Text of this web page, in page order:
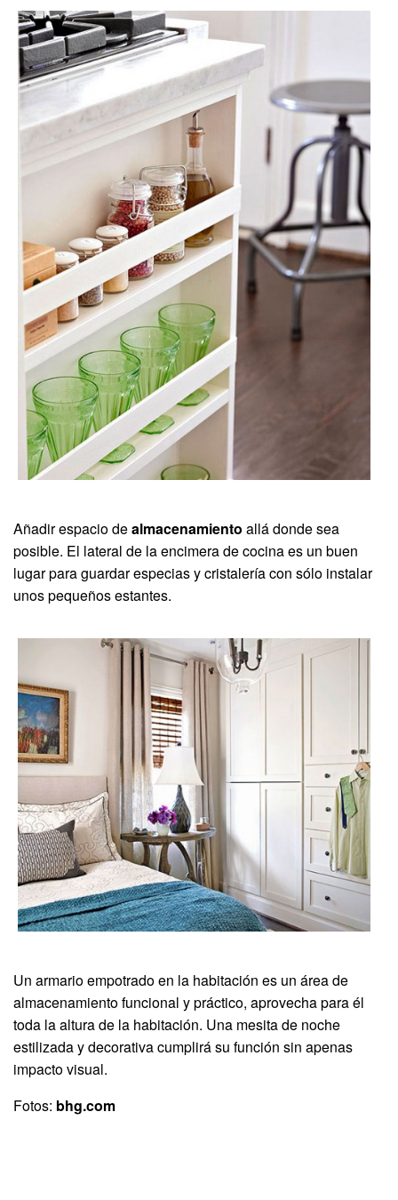
Añadir espacio dealmacenamiento allá donde sea
posible. El lateral de la encimera de cocina es un buen
lugar para guardar especias y cristalería con sólo instalar
unos pequeños estantes.
Un armario empotrado en la habitación es un área de
almacenamiento funcional y práctico, aprovecha para él
toda la altura de la habitación. Una mesita de noche
estilizada y decorativa cumplirá su función sin apenas
impacto visual.
Fotos: bhg.com